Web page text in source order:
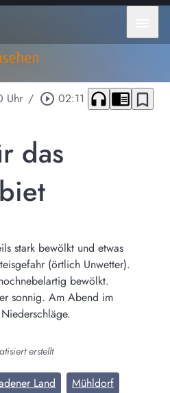
Uhr / play_circle_outline 02:11 headphones chrome_reader_mode bookmark_border
das
stark bewölkt und etwas
(örtlich Unwetter).
bewölkt.
sonnig. Am Abend im
erstellt
Land
Mühldorf